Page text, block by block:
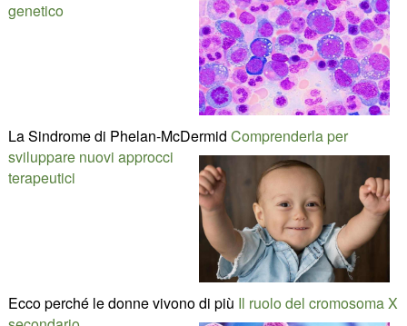
genetico
La Sindrome di Phelan-McDermid Comprenderla per
sviluppare nuovi approcci
terapeutici
Ecco perché le donne vivono di più Il ruolo del cromosoma X